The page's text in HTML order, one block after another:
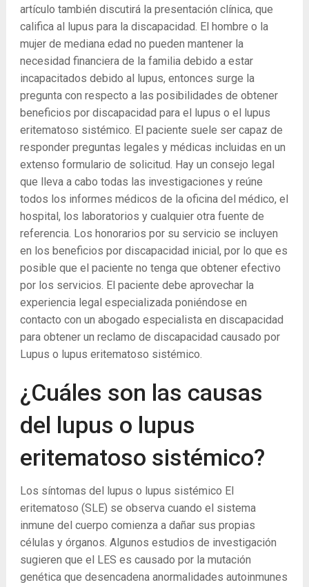
artículo también discutirá la presentación clínica, que
califica al lupus para la discapacidad. El hombre o la
mujer de mediana edad no pueden mantener la
necesidad financiera de la familia debido a estar
incapacitados debido al lupus, entonces surge la
pregunta con respecto a las posibilidades de obtener
beneficios por discapacidad para el lupus o el lupus
eritematoso sistémico. El paciente suele ser capaz de
responder preguntas legales y médicas incluidas en un
extenso formulario de solicitud. Hay un consejo legal
que lleva a cabo todas las investigaciones y reúne
todos los informes médicos de la oficina del médico, el
hospital, los laboratorios y cualquier otra fuente de
referencia. Los honorarios por su servicio se incluyen
en los beneficios por discapacidad inicial, por lo que es
posible que el paciente no tenga que obtener efectivo
por los servicios. El paciente debe aprovechar la
experiencia legal especializada poniéndose en
contacto con un abogado especialista en discapacidad
para obtener un reclamo de discapacidad causado por
Lupus o lupus eritematoso sistémico.
¿Cuáles son las causas
del lupus o lupus
eritematoso sistémico?
Los síntomas del lupus o lupus sistémico El
eritematoso (SLE) se observa cuando el sistema
inmune del cuerpo comienza a dañar sus propias
células y órganos. Algunos estudios de investigación
sugieren que el LES es causado por la mutación
genética que desencadena anormalidades autoinmunes